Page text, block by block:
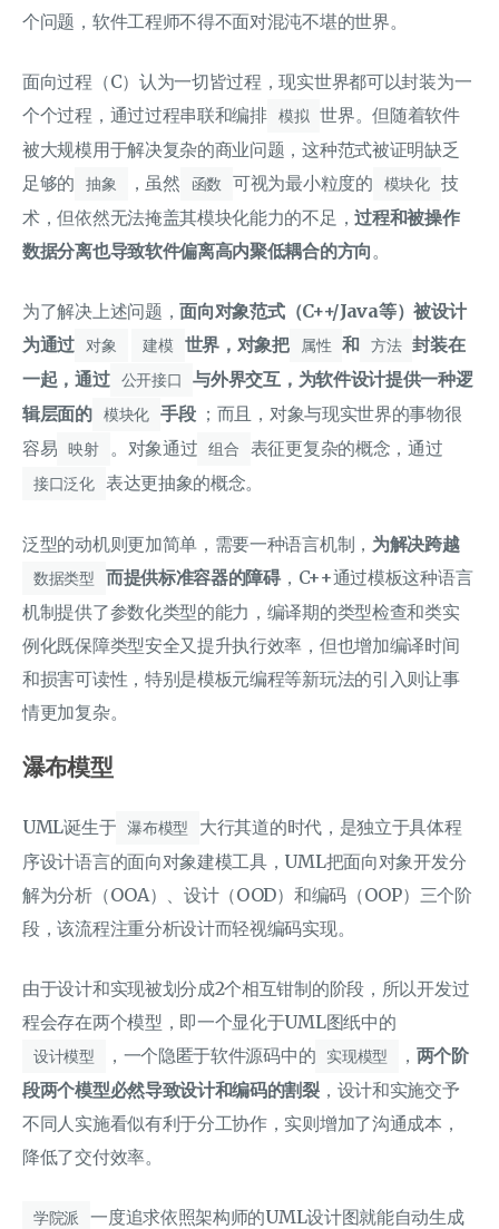
个问题，软件工程师不得不面对混沌不堪的世界。
面向过程（C）认为一切皆过程，现实世界都可以封装为一
个个过程，通过过程串联和编排
模拟
世界。但随着软件
被大规模用于解决复杂的商业问题，这种范式被证明缺乏
足够的
抽象 ，虽然 函数 可视为最小粒度的 模块化
技
术，但依然无法掩盖其模块化能力的不足，过程和被操作
数据分离也导致软件偏离高内聚低耦合的方向 。
为了解决上述问题，面向对象范式（C++/Java等）被设计
为通过
对象 建模 世界，对象把 属性 和 方法
封装在
一起，通过
公开接口
与外界交互，为软件设计提供一种逻
辑层面的
模块化 手段；而且，对象与现实世界的事物很
容易
映射 。对象通过 组合 表征更复杂的概念，通过
接口泛化 表达更抽象的概念。
泛型的动机则更加简单，需要一种语言机制， 为解决跨越
数据类型 而提供标准容器的障碍，C++通过模板这种语言
机制提供了参数化类型的能力，编译期的类型检查和类实
例化既保障类型安全又提升执行效率，但也增加编译时间
和损害可读性，特别是模板元编程等新玩法的引入则让事
情更加复杂。
瀑布模型
UML诞生于 瀑布模型
大行其道的时代，是独立于具体程
序设计语言的面向对象建模工具，UML把面向对象开发分
解为分析（OOA）、设计（OOD）和编码（OOP）三个阶
段，该流程注重分析设计而轻视编码实现。
由于设计和实现被划分成2个相互钳制的阶段，所以开发过
程会存在两个模型，即一个显化于UML图纸中的
设计模型 ，一个隐匿于软件源码中的 实现模型 ， 两个阶
段两个模型必然导致设计和编码的割裂，设计和实施交予
不同人实施看似有利于分工协作，实则增加了沟通成本，
降低了交付效率。
学院派 一度追求依照架构师的UML设计图就能自动生成